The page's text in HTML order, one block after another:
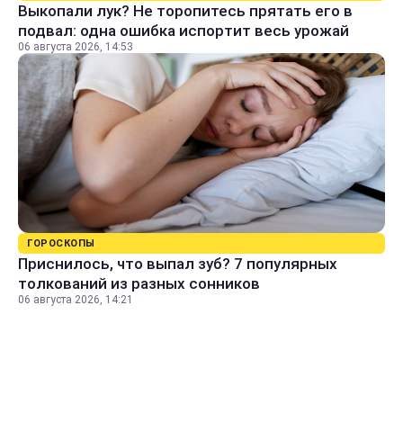
Выкопали лук? Не торопитесь прятать его в
подвал: одна ошибка испортит весь урожай
06 августа 2026, 14:53
ГОРОСКОПЫ
Приснилось, что выпал зуб? 7 популярных
толкований из разных сонников
06 августа 2026, 14:21